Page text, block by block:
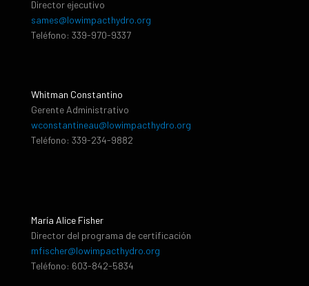
Director ejecutivo
sames@lowimpacthydro.org
Teléfono: 339-970-9337
Whitman Constantino
Gerente Administrativo
wconstantineau@lowimpacthydro.org
Teléfono: 339-234-9882
María Alice Fisher
Director del programa de certificación
mfischer@lowimpacthydro.org
Teléfono: 603-842-5834